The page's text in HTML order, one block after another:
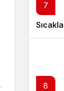
7
8